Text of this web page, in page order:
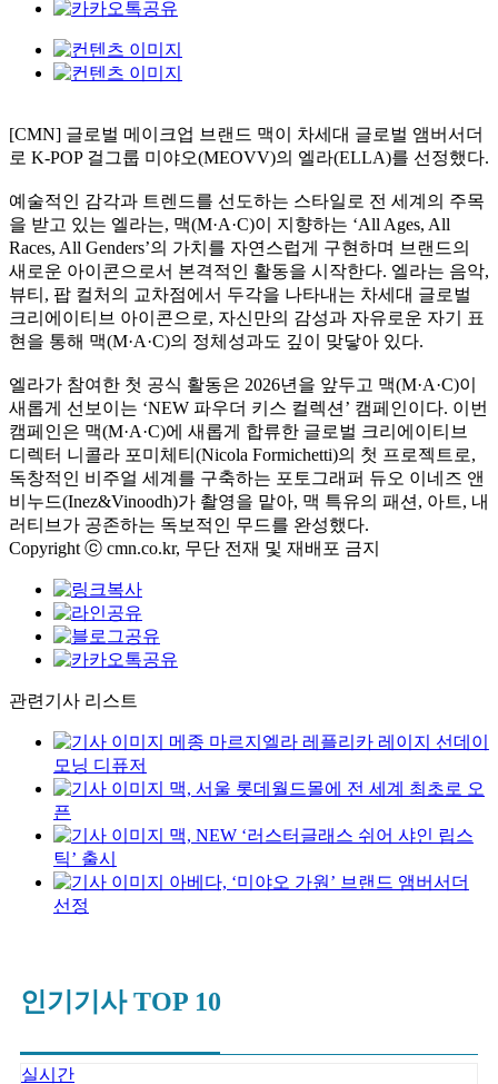
[CMN] 글로벌 메이크업 브랜드 맥이 차세대 글로벌 앰버서더
로 K-POP 걸그룹 미야오(MEOVV)의 엘라(ELLA)를 선정했다.
예술적인 감각과 트렌드를 선도하는 스타일로 전 세계의 주목
을 받고 있는 엘라는, 맥(M·A·C)이 지향하는 ‘All Ages, All
Races, All Genders’의 가치를 자연스럽게 구현하며 브랜드의
새로운 아이콘으로서 본격적인 활동을 시작한다. 엘라는 음악,
뷰티, 팝 컬처의 교차점에서 두각을 나타내는 차세대 글로벌
크리에이티브 아이콘으로, 자신만의 감성과 자유로운 자기 표
현을 통해 맥(M·A·C)의 정체성과도 깊이 맞닿아 있다.
엘라가 참여한 첫 공식 활동은 2026년을 앞두고 맥(M·A·C)이
새롭게 선보이는 ‘NEW 파우더 키스 컬렉션’ 캠페인이다. 이번
캠페인은 맥(M·A·C)에 새롭게 합류한 글로벌 크리에이티브
디렉터 니콜라 포미체티(Nicola Formichetti)의 첫 프로젝트로,
독창적인 비주얼 세계를 구축하는 포토그래퍼 듀오 이네즈 앤
비누드(Inez&Vinoodh)가 촬영을 맡아, 맥 특유의 패션, 아트, 내
러티브가 공존하는 독보적인 무드를 완성했다.
Copyright ⓒ cmn.co.kr, 무단 전재 및 재배포 금지
관련기사 리스트
메종 마르지엘라 레플리카 레이지 선데이
모닝 디퓨저
맥, 서울 롯데월드몰에 전 세계 최초로 오
픈
맥, NEW ‘러스터글래스 쉬어 샤인 립스
틱’ 출시
아베다, ‘미야오 가원’ 브랜드 앰버서더
선정
인기기사 TOP 10
실시간